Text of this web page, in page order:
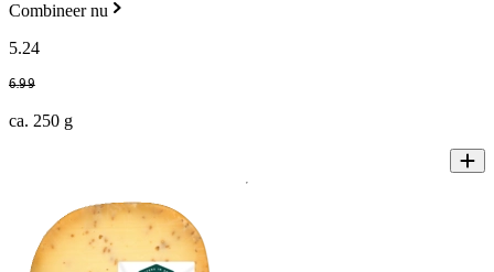
Combineer nu
5.24
6.99
ca. 250 g